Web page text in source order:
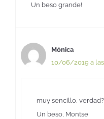
Un beso grande!
Mónica
10/06/2019 a las
muy sencillo,
Un beso, Montse